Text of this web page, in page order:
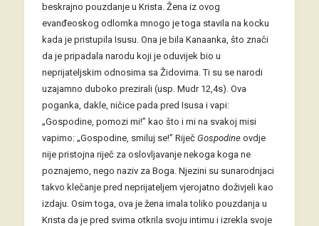
beskrajno pouzdanje u Krista. Žena iz ovog
evanđeoskog odlomka mnogo je toga stavila na kocku
kada je pristupila Isusu. Ona je bila Kanaanka, što znači
da je pripadala narodu koji je oduvijek bio u
neprijateljskim odnosima sa Židovima. Ti su se narodi
uzajamno duboko prezirali (usp. Mudr 12,4s). Ova
poganka, dakle, ničice pada pred Isusa i vapi:
„Gospodine, pomozi mi!” kao što i mi na svakoj misi
vapimo: „Gospodine, smiluj se!” Riječ Gospodineovdje
nije pristojna riječ za oslovljavanje nekoga koga ne
poznajemo, nego naziv za Boga. Njezini su sunarodnjaci
takvo klečanje pred neprijateljem vjerojatno doživjeli kao
izdaju. Osim toga, ova je žena imala toliko pouzdanja u
Krista da je pred svima otkrila svoju intimu i izrekla svoje